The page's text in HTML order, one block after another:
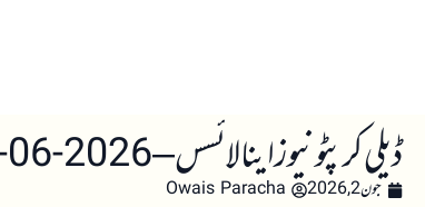
ڈیلی کرپٹو نیوز اینالائسس – 2026-06-02
جون 2, 2026 Owais Paracha